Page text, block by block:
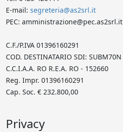
E-mail: segreteria@as2srl.it
PEC: amministrazione@pec.as2srl.it
C.F./P.IVA 01396160291
COD. DESTINATARIO SDI: SUBM70N
C.C.I.A.A. RO R.E.A. RO - 152660
Reg. Impr. 01396160291
Cap. Soc. € 232.800,00
Privacy